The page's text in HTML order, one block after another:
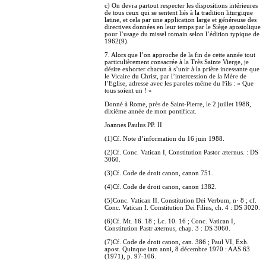
c) On devra partout respecter les dispositions intérieures
de tous ceux qui se sentent liés à la tradition liturgique
latine, et cela par une application large et généreuse des
directives données en leur temps par le Siège apostolique
pour l’usage du missel romain selon l’édition typique de
1962(9).
7. Alors que l’on approche de la fin de cette année tout
particulièrement consacrée à la Très Sainte Vierge, je
désire exhorter chacun à s’unir à la prière incessante que
le Vicaire du Christ, par l’intercession de la Mère de
l’Eglise, adresse avec les paroles même du Fils : « Que
tous soient un ! »
Donné à Rome, près de Saint-Pierre, le 2 juillet 1988,
dixième année de mon pontificat.
Joannes Paulus PP. II
(1)Cf. Note d’information du 16 juin 1988.
(2)Cf. Conc. Vatican I, Constitution Pastor æternus. : DS
3060.
(3)Cf. Code de droit canon, canon 751.
(4)Cf. Code de droit canon, canon 1382.
(5)Conc. Vatican II. Constitution Dei Verbum, n· 8 ; cf.
Conc. Vatican I. Constitution Dei Filius, ch. 4 : DS 3020.
(6)Cf. Mt. 16. 18 ; Lc. 10. 16 ; Conc. Vatican I,
Constitution Pastr æternus, chap. 3 : DS 3060.
(7)Cf. Code de droit canon, can. 386 ; Paul VI, Exh.
apost. Quinque iam anni, 8 décembre 1970 : AAS 63
(1971), p. 97-106.